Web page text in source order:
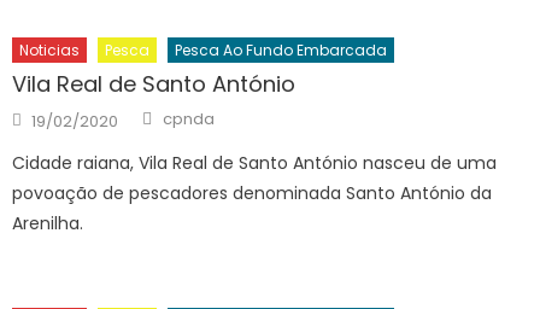
Noticias Pesca Pesca Ao Fundo Embarcada
Vila Real de Santo António
Posted
on
19/02/2020 Author
cpnda
Cidade raiana, Vila Real de Santo António nasceu de uma
povoação de pescadores denominada Santo António da
Arenilha.